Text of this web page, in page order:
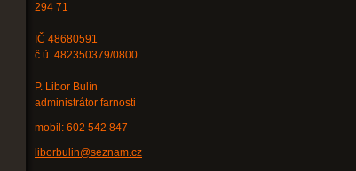
294 71
IČ 48680591
č.ú. 482350379/0800
P. Libor Bulín
administrátor farnosti
mobil: 602 542 847
liborbulin@seznam.cz